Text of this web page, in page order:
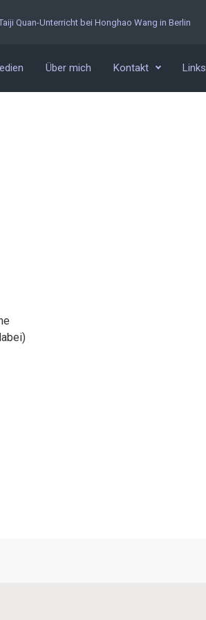
Quan-Unterricht bei Honghao Wang in Berlin
Über mich Kontakt Links